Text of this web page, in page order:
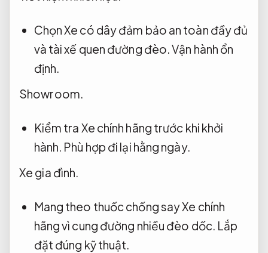
Chọn Xe có dây đảm bảo an toàn đầy đủ
và tài xế quen đường đèo.Vận hành ổn
định.
Showroom.
Kiểm tra Xe chính hãng trước khi khởi
hành. Phù hợp đi lại hằng ngày.
Xe gia đình.
Mang theo thuốc chống say Xe chính
hãng vì cung đường nhiều đèo dốc. Lắp
đặt đúng kỹ thuật.